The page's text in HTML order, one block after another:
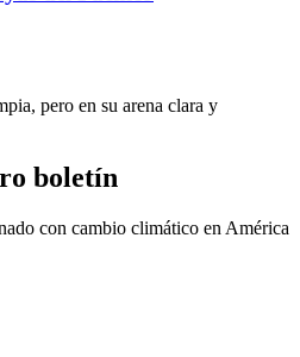
pero en su arena clara y
boletín
con cambio climático en América